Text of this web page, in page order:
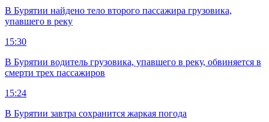
В Бурятии найдено тело второго пассажира грузовика,
упавшего в реку
15:30
В Бурятии водитель грузовика, упавшего в реку, обвиняется в
смерти трех пассажиров
15:24
В Бурятии завтра сохранится жаркая погода